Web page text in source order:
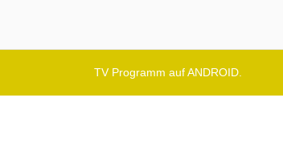
TV Programm auf ANDROID.